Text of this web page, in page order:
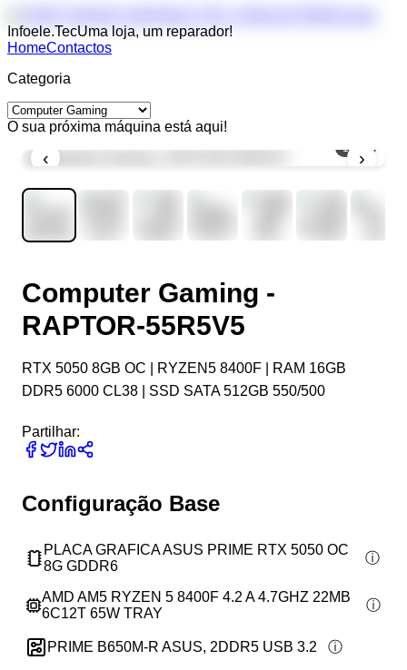
Infoele.TecUma loja, um reparador!
HomeContactos
Categoria
O sua próxima máquina está aqui!
‹ ›
1/
Computer Gaming -
RAPTOR-55R5V5
RTX 5050 8GB OC | RYZEN5 8400F | RAM 16GB
DDR5 6000 CL38 | SSD SATA 512GB 550/500
Partilhar:
Configuração Base
PLACA GRAFICA ASUS PRIME RTX 5050 OC
8G GDDR6
AMD AM5 RYZEN 5 8400F 4.2 A 4.7GHZ 22MB
6C12T 65W TRAY
PRIME B650M-R ASUS, 2DDR5 USB 3.2